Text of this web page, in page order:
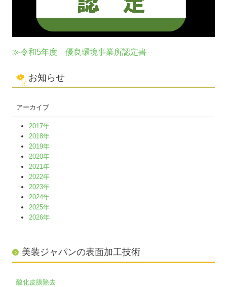
≫令和5年度 優良環境事業所認定書
お知らせ
アーカイブ
2017年
2018年
2019年
2020年
2021年
2022年
2023年
2024年
2025年
2026年
美装ジャパンの表面加工技術
酸化皮膜除去